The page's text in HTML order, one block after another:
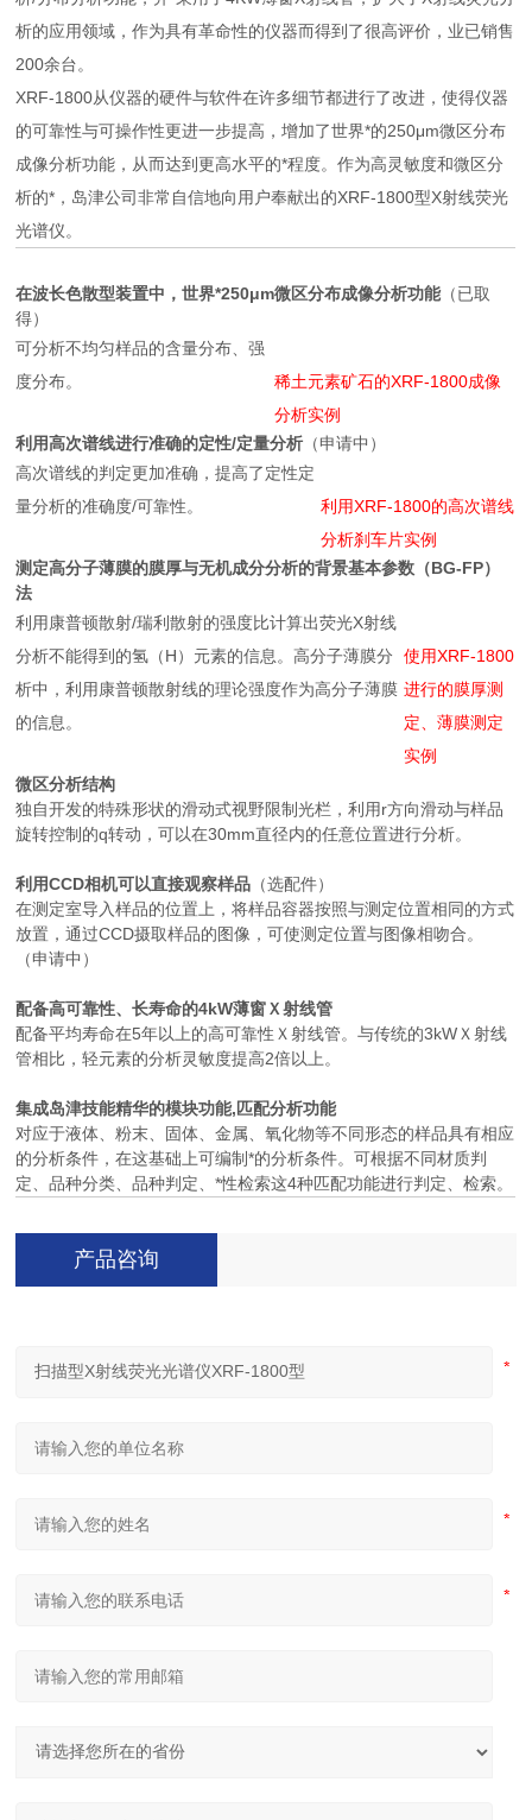
析的应用领域，作为具有革命性的仪器而得到了很高评价，业已销售
200余台。
XRF-1800从仪器的硬件与软件在许多细节都进行了改进，使得仪器
的可靠性与可操作性更进一步提高，增加了世界*的250μm微区分布
成像分析功能，从而达到更高水平的*程度。作为高灵敏度和微区分
析的*，岛津公司非常自信地向用户奉献出的XRF-1800型X射线荧光
光谱仪。
在波长色散型装置中，世界*250μm微区分布成像分析功能（已取
得）
可分析不均匀样品的含量分布、强
度分布。
稀土元素矿石的XRF-1800成像
分析实例
利用高次谱线进行准确的定性/定量分析 （申请中）
高次谱线的判定更加准确，提高了定性定
量分析的准确度/可靠性。
利用XRF-1800的高次谱线
分析刹车片实例
测定高分子薄膜的膜厚与无机成分分析的背景基本参数（BG-FP）
法
利用康普顿散射/瑞利散射的强度比计算出荧光X射线
分析不能得到的氢（H）元素的信息。高分子薄膜分
析中，利用康普顿散射线的理论强度作为高分子薄膜
的信息。
使用XRF-1800
进行的膜厚测
定、薄膜测定
实例
微区分析结构
独自开发的特殊形状的滑动式视野限制光栏，利用r方向滑动与样品
旋转控制的q转动，可以在30mm直径内的任意位置进行分析。
利用CCD相机可以直接观察样品 （选配件）
在测定室导入样品的位置上，将样品容器按照与测定位置相同的方式
放置，通过CCD摄取样品的图像，可使测定位置与图像相吻合。
（申请中）
配备高可靠性、长寿命的4kW薄窗Ｘ射线管
配备平均寿命在5年以上的高可靠性Ｘ射线管。与传统的3kWＸ射线
管相比，轻元素的分析灵敏度提高2倍以上。
集成岛津技能精华的模块功能,匹配分析功能
对应于液体、粉末、固体、金属、氧化物等不同形态的样品具有相应
的分析条件，在这基础上可编制*的分析条件。可根据不同材质判
定、品种分类、品种判定、*性检索这4种匹配功能进行判定、检索。
产品咨询